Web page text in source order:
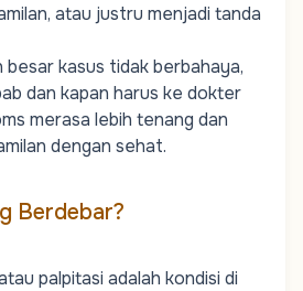
atau justru menjadi tanda
besar kasus tidak berbahaya,
dan kapan harus ke dokter
merasa lebih tenang dan
dengan sehat.
Berdebar?
palpitasi adalah kondisi di